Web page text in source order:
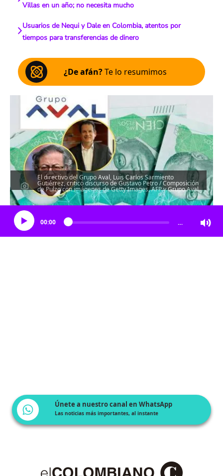
Villas en un año; no necesita mucho
Usuarios de Nequi y Dale en Colombia, atentos por
tiempos para transferencias de dinero
¿De afán?Te lo resumimos
El directivo del Grupo Aval, Luis Carlos Sarmiento
Gutiérrez, criticó discurso de Gustavo Petro / Composición
de Pulzo con imágenes de Getty Images, AFP y Grupo Aval
Escucha el artículo
00:00 …
Únete a nuestro canal en WhatsApp
Las noticias más importantes, al instante